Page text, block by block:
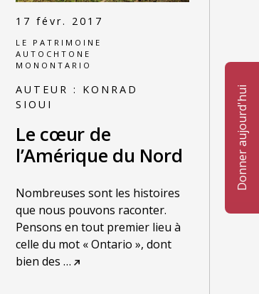
Donner aujourd'hui
17 févr. 2017
LE PATRIMOINE
AUTOCHTONE
MONONTARIO
AUTEUR : KONRAD
SIOUI
Le cœur de
l’Amérique du Nord
Nombreuses sont les histoires
que nous pouvons raconter.
Pensons en tout premier lieu à
celle du mot « Ontario », dont
bien des …